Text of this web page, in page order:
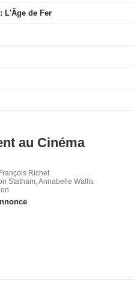
L'Âge de Fer
au Cinéma
Richet
Statham, Annabelle Wallis